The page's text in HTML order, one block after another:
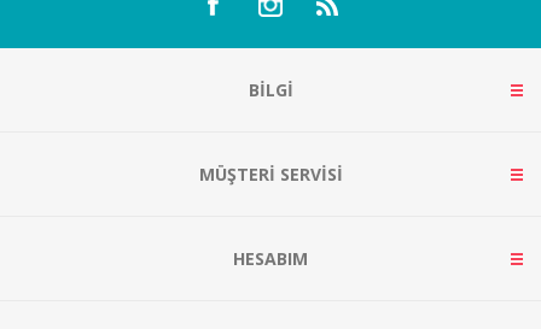
BILGI
MÜŞTERI SERVISI
HESABIM